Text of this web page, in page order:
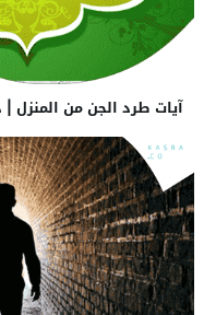
آيات طرد الجن من المنزل